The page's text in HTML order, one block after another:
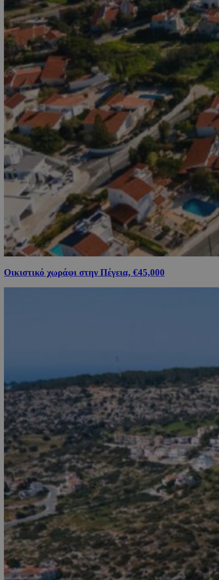
Οικιστικό χωράφι στην Πέγεια, €45,000